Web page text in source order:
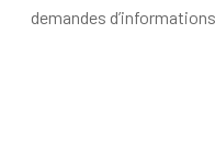
demandes